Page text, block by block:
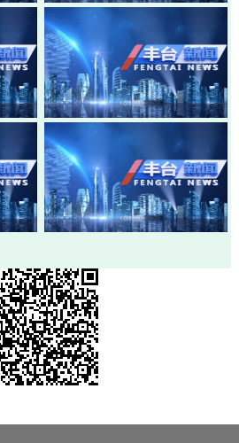
20260803-丰台新闻
20260730-丰台新闻
20260728-丰台新闻